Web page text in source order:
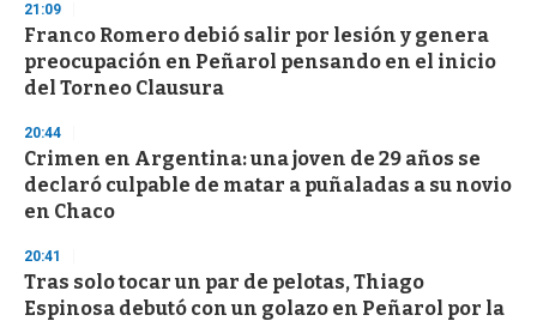
21:09
Franco Romero debió salir por lesión y genera
preocupación en Peñarol pensando en el inicio
del Torneo Clausura
20:44
Crimen en Argentina: una joven de 29 años se
declaró culpable de matar a puñaladas a su novio
en Chaco
20:41
Tras solo tocar un par de pelotas, Thiago
Espinosa debutó con un golazo en Peñarol por la